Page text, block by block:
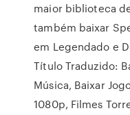
maior biblioteca
também baixar
em Legendado e
Título Traduzido:
Música, Baixar
1080p, Filmes